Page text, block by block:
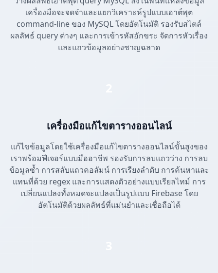
เครื่องมือจะจดจำและแยกวิเคราะห์รูปแบบเอาต์พุต
command-line ของ MySQL โดยอัตโนมัติ รองรับสไตล์
ผลลัพธ์ query ต่างๆ และการเข้ารหัสอักขระ จัดการหัวเรื่อง
และแถวข้อมูลอย่างชาญฉลาด
เครื่องมือแก้ไขตารางออนไลน์
แก้ไขข้อมูลโดยใช้เครื่องมือแก้ไขตารางออนไลน์ขั้นสูงของ
เราพร้อมฟีเจอร์แบบมืออาชีพ รองรับการลบแถวว่าง การลบ
ข้อมูลซ้ำ การสลับแถวคอลัมน์ การเรียงลำดับ การค้นหาและ
แทนที่ด้วย regex และการแสดงตัวอย่างแบบเรียลไทม์ การ
เปลี่ยนแปลงทั้งหมดจะแปลงเป็นรูปแบบ Firebase โดย
อัตโนมัติด้วยผลลัพธ์ที่แม่นยำและเชื่อถือได้